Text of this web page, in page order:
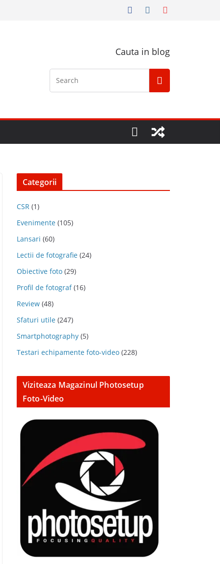
Cauta in blog
Categorii
CSR (1)
Evenimente (105)
Lansari (60)
Lectii de fotografie (24)
Obiective foto (29)
Profil de fotograf(16)
Review (48)
Sfaturi utile (247)
Smartphotography (5)
Testari echipamente foto-video (228)
Viziteaza Magazinul Photosetup
Foto-Video